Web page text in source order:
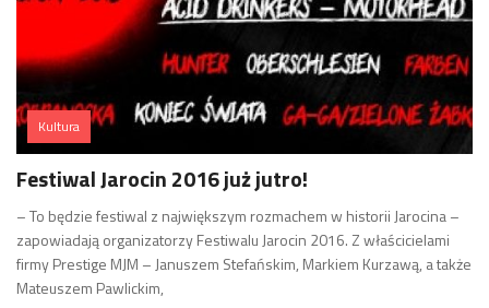
Kultura
Festiwal Jarocin 2016 już jutro!
– To będzie festiwal z największym rozmachem w historii Jarocina –
zapowiadają organizatorzy Festiwalu Jarocin 2016. Z właścicielami
firmy Prestige MJM – Januszem Stefańskim, Markiem Kurzawą, a także
Mateuszem Pawlickim,